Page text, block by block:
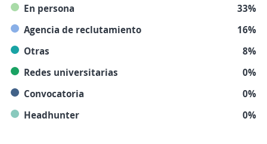
En persona
33%
Agencia de reclutamiento
16%
Otras
8%
Redes universitarias
0%
Convocatoria
0%
Headhunter
0%